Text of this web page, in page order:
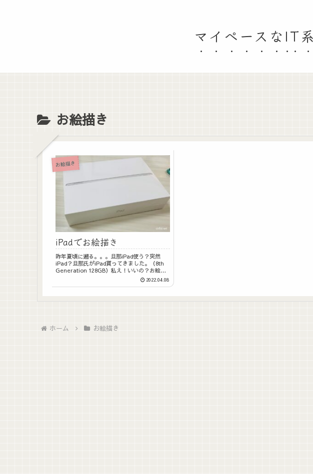
マイペースなIT
お絵描き
お絵描き
iPadでお絵描き
昨年夏頃に遡る。。。旦那iPad使う？突然
iPad？旦那氏がiPad貰ってきました。（8th
Generation 128GB）私え！いいの？お絵か
きしてみたいなぁと前々から思ってはいたの
よ～当時、価格を調べると定価5万くらい！有
2022.04.08
ホーム お絵描き